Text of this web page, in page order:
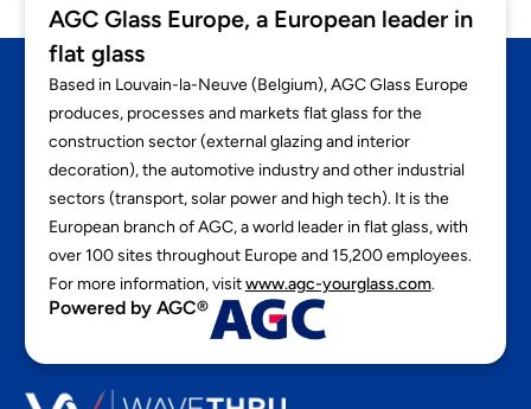
AGC Glass Europe, a European leader in
flat glass
Based in Louvain-la-Neuve (Belgium), AGC Glass Europe
produces, processes and markets flat glass for the
construction sector (external glazing and interior
decoration), the automotive industry and other industrial
sectors (transport, solar power and high tech). It is the
European branch of AGC, a world leader in flat glass, with
over 100 sites throughout Europe and 15,200 employees.
For more information, visitwww.agc-yourglass.com.
Powered by AGC®